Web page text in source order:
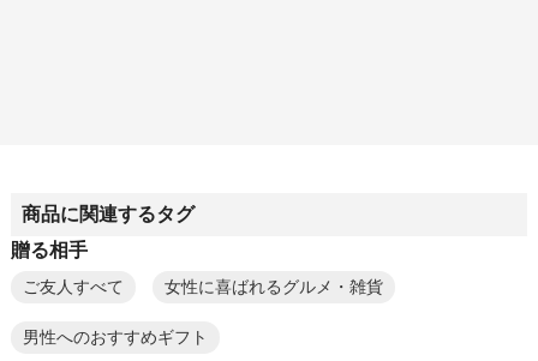
商品に関連するタグ
贈る相手
ご友人すべて 女性に喜ばれるグルメ・雑貨
男性へのおすすめギフト